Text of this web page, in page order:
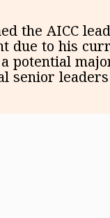
the AICC
due to his
potential
senior